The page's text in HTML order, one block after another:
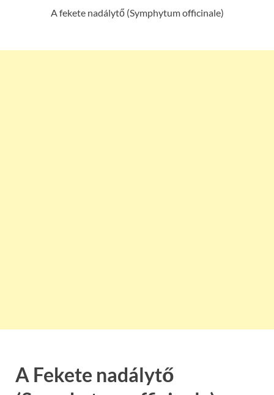
A fekete nadálytő (Symphytum officinale)
A Fekete nadálytő